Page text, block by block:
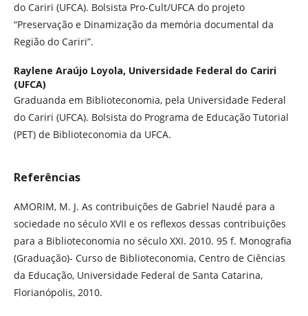
do Cariri (UFCA). Bolsista Pro-Cult/UFCA do projeto
“Preservação e Dinamização da memória documental da
Região do Cariri”.
Raylene Araújo Loyola, Universidade Federal do Cariri
(UFCA)
Graduanda em Biblioteconomia, pela Universidade Federal
do Cariri (UFCA). Bolsista do Programa de Educação Tutorial
(PET) de Biblioteconomia da UFCA.
Referências
AMORIM, M. J. As contribuições de Gabriel Naudé para a
sociedade no século XVII e os reflexos dessas contribuições
para a Biblioteconomia no século XXI. 2010. 95 f. Monografia
(Graduação)- Curso de Biblioteconomia, Centro de Ciências
da Educação, Universidade Federal de Santa Catarina,
Florianópolis, 2010.